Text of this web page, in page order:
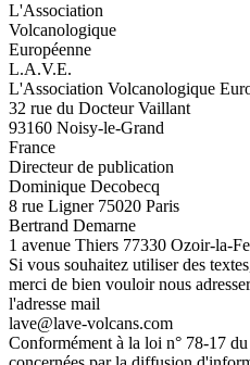
L'Association
Volcanologique
Européenne
L.A.V.E.
L'Association Volcanologique
32 rue du Docteur Vaillant
93160 Noisy-le-Grand
France
Directeur de publication
Dominique Decobecq
8 rue Ligner 75020 Paris
Bertrand Demarne
1 avenue Thiers 77330 Ozoir-la-
Si vous souhaitez utiliser des
merci de bien vouloir nous
l'adresse mail
lave@lave-volcans.com
Conformément à la loi n° 78-17